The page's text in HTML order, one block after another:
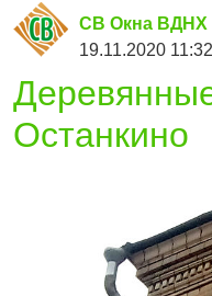
СВ Окна ВДНХ
19.11.2020
Останкино